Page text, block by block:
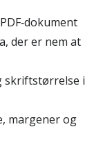
der er nem at
skriftstørrelse i
margener og